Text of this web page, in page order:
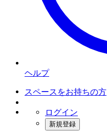
ヘルプ
スペースをお持ちの方
ログイン
新規登録